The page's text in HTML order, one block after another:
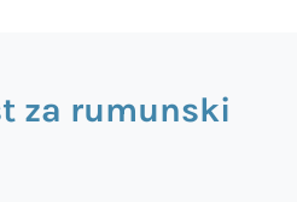
za rumunski